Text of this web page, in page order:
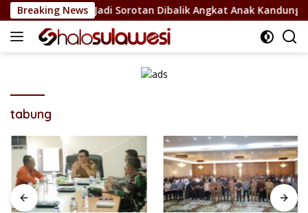
Langsung
ke
konten
Breaking News
Bolsel Jadi Sorotan Dibalik Angkat Anak Kandung Jadi
tabung